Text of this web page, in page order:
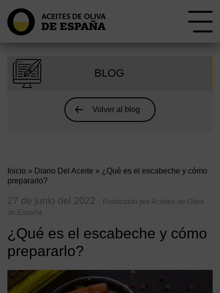
BLOG
Volver al blog
Inicio » Diario Del Aceite » ¿Qué es el escabeche y cómo
prepararlo?
27 de junio del 2022 - Redactado por Aceites de Oliva
de España
¿Qué es el escabeche y cómo
prepararlo?